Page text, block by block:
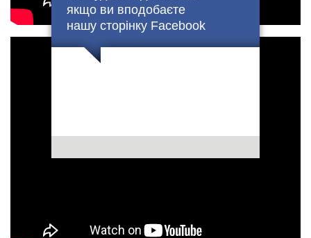
якщо ви вподобаєте
нашу сторінку Facebook